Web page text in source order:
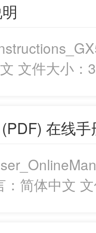
文件大小：
在线手
：简体中文